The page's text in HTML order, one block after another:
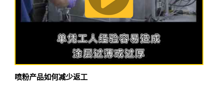
喷粉产品如何减少返工